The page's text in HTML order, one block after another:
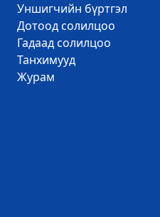
Уншигчийн бүртгэл
Дотоод солилцоо
Гадаад солилцоо
Танхимууд
Журам